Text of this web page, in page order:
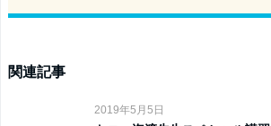
関連記事
2019年5月5日